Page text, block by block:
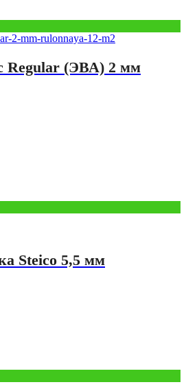
Regular (ЭВА) 2 мм
Steico 5,5 мм